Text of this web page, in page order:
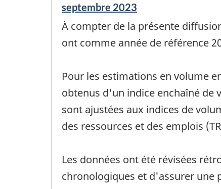
Période
de
référence
de
septembre 2023
À compter de la présente
ont comme année de référence
Pour les estimations en volume
obtenus d'un indice enchaîné de
sont ajustées aux indices de
des ressources et des emplois
Les données ont été révisées
chronologiques et d'assurer une